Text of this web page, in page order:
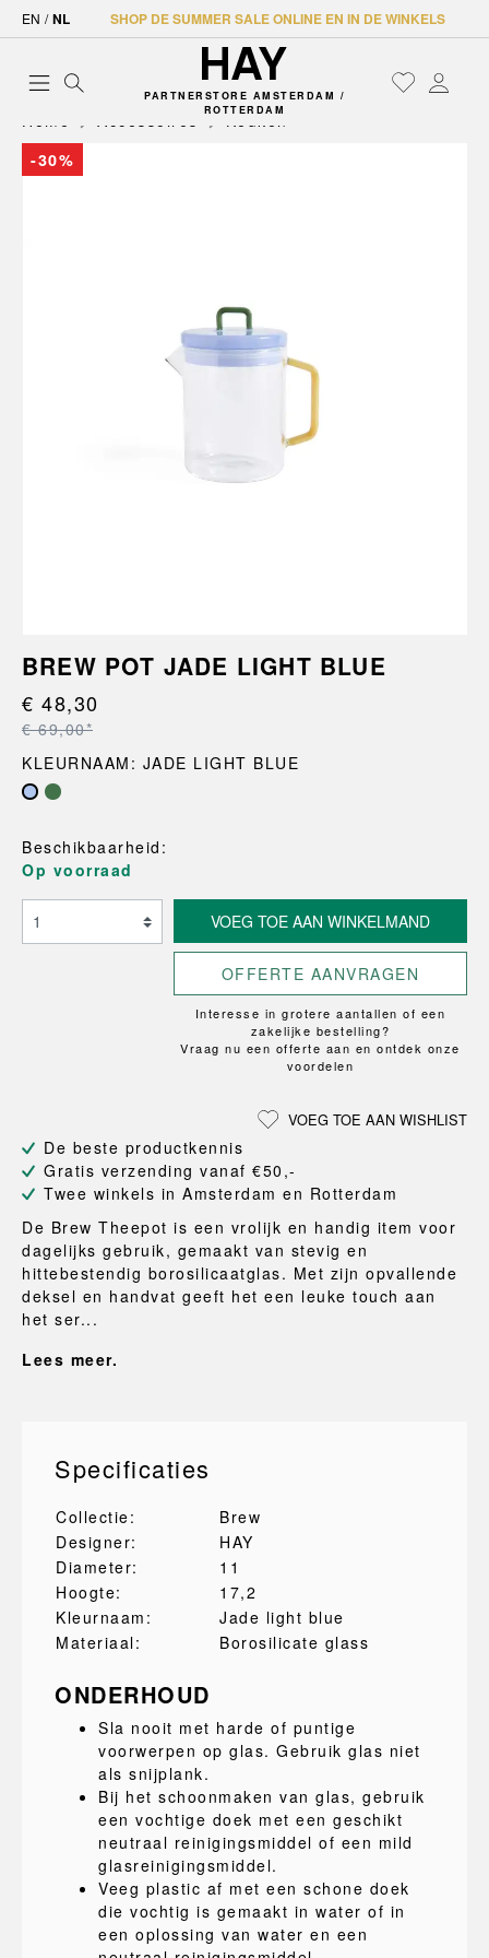
EN / NL SHOP DE SUMMER SALE ONLINE EN IN DE WINKELS
PARTNERSTORE AMSTERDAM /
ROTTERDAM
Home Accessoires
Keuken
-30%
BREW POT JADE LIGHT BLUE
€ 48,30
€ 69,00*
KLEURNAAM: JADE LIGHT BLUE
Beschikbaarheid:
Op voorraad
VOEG TOE AAN WINKELMAND
OFFERTE AANVRAGEN
Interesse in grotere aantallen of een
zakelijke bestelling?
Vraag nu een offerte aan en ontdek onze
voordelen
VOEG TOE AAN WISHLIST
De beste productkennis
Gratis verzending vanaf €50,-
Twee winkels in Amsterdam en Rotterdam
De Brew Theepot is een vrolijk en handig item voor
dagelijks gebruik, gemaakt van stevig en
hittebestendig borosilicaatglas. Met zijn opvallende
deksel en handvat geeft het een leuke touch aan
het ser...
Lees meer.
Specificaties
Collectie:
Brew
Designer:
HAY
Diameter:
11
Hoogte:
17,2
Kleurnaam:
Jade light blue
Materiaal:
Borosilicate glass
ONDERHOUD
Sla nooit met harde of puntige
voorwerpen op glas. Gebruik glas niet
als snijplank.
Bij het schoonmaken van glas, gebruik
een vochtige doek met een geschikt
neutraal reinigingsmiddel of een mild
glasreinigingsmiddel.
Veeg plastic af met een schone doek
die vochtig is gemaakt in water of in
een oplossing van water en een